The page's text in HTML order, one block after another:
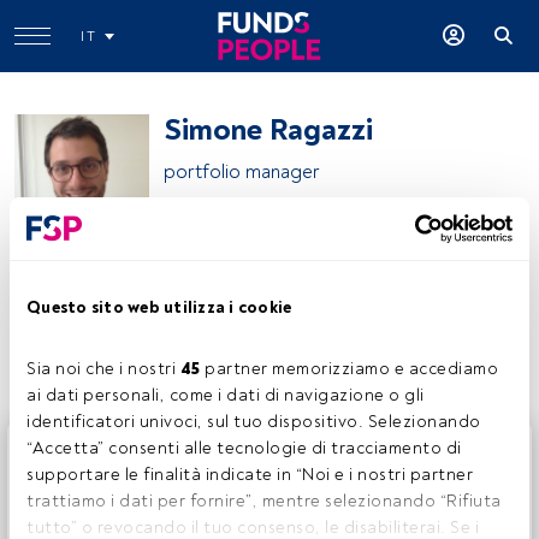
Questo sito web utilizza i cookie
Sia noi che i nostri 45 partner memorizziamo e accediamo
ai dati personali, come i dati di navigazione o gli
identificatori univoci, sul tuo dispositivo. Selezionando
“Accetta” consenti alle tecnologie di tracciamento di
supportare le finalità indicate in “Noi e i nostri partner
trattiamo i dati per fornire”, mentre selezionando “Rifiuta
tutto” o revocando il tuo consenso, le disabiliterai. Se i
IT
Simone Ragazzi
portfolio manager
Condividi:
Questo è un articolo riservato agli utenti FundsPeople. Se
sei già registrato, accedi tramite il pulsante Login. Se non
hai ancora un account, ti invitiamo a registrarti per scoprire
tutti i contenuti che FundsPeople ha da offrire.